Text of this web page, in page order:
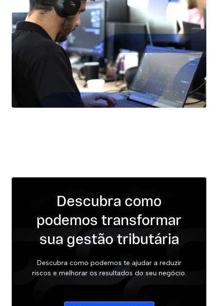
Descubra como
podemos transformar
sua gestão tributária
Descubra como podemos te ajudar a reduzir
riscos e melhorar os resultados do seu negócio.